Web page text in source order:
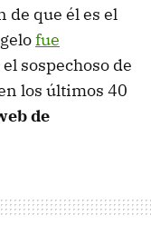
de que él es el
fue
sospechoso de
los últimos 40
de